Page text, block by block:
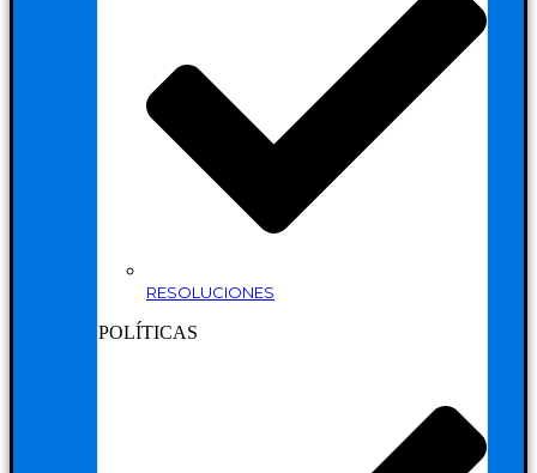
RESOLUCIONES
POLÍTICAS